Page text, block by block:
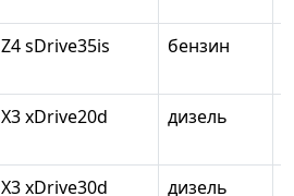
Z4 sDrive35is бензин
X3 xDrive20d дизель
X3 xDrive30d дизель